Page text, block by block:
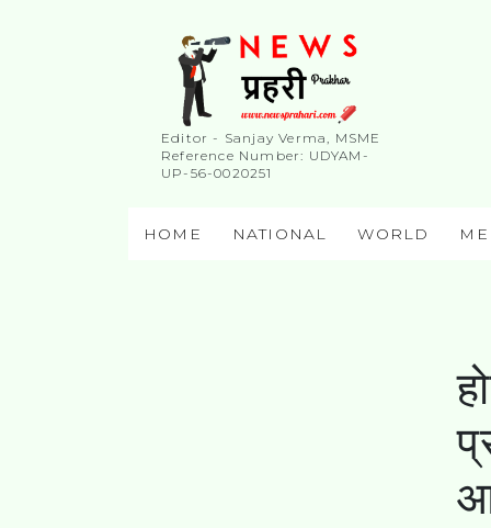
Editor - Sanjay Verma, MSME
Reference Number: UDYAM-
UP-56-0020251
HOME NATIONAL WORLD